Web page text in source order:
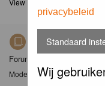
privacybeleid
Standaard
Wij
Nieuws
Forum met nieuwsberichten
ModeratorModerators